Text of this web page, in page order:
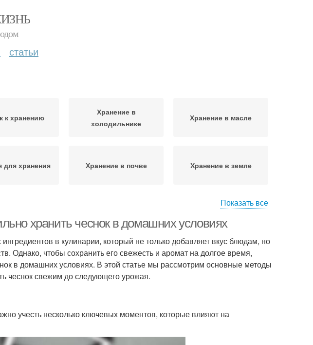
статьи
к хранению
Хранение в
холодильнике
Хранение в масле
для хранения Хранение в почве Хранение в земле
в плетеных
Места для посадки
Обработка перед
хранением
место
Показать все
хранить чеснок в домашних условиях
в кулинарии, который не только добавляет вкус блюдам, но
Однако, чтобы сохранить его свежесть и аромат на долгое время,
в домашних условиях. В этой статье мы рассмотрим основные методы
чеснок свежим до следующего урожая.
учесть несколько ключевых моментов, которые влияют на